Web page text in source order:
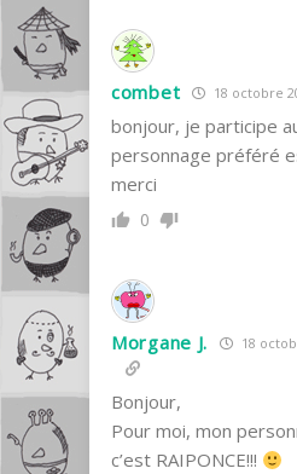
combet 18 octobre
bonjour, je participe
personnage préféré
merci
0
Morgane J. 18
Bonjour,
Pour moi, mon
c’est RAIPONCE!!!